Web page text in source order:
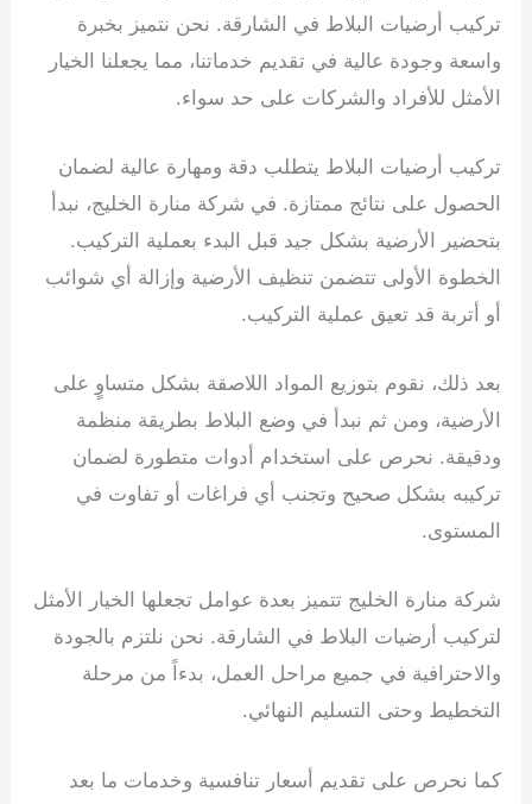
تركيب أرضيات البلاط في الشارقة. نحن نتميز بخبرة
واسعة وجودة عالية في تقديم خدماتنا، مما يجعلنا الخيار
الأمثل للأفراد والشركات على حد سواء.
تركيب أرضيات البلاط يتطلب دقة ومهارة عالية لضمان
الحصول على نتائج ممتازة. في شركة منارة الخليج، نبدأ
بتحضير الأرضية بشكل جيد قبل البدء بعملية التركيب.
الخطوة الأولى تتضمن تنظيف الأرضية وإزالة أي شوائب
أو أتربة قد تعيق عملية التركيب.
بعد ذلك، نقوم بتوزيع المواد اللاصقة بشكل متساوٍ على
الأرضية، ومن ثم نبدأ في وضع البلاط بطريقة منظمة
ودقيقة. نحرص على استخدام أدوات متطورة لضمان
تركيبه بشكل صحيح وتجنب أي فراغات أو تفاوت في
المستوى.
شركة منارة الخليج تتميز بعدة عوامل تجعلها الخيار الأمثل
لتركيب أرضيات البلاط في الشارقة. نحن نلتزم بالجودة
والاحترافية في جميع مراحل العمل، بدءاً من مرحلة
التخطيط وحتى التسليم النهائي.
كما نحرص على تقديم أسعار تنافسية وخدمات ما بعد